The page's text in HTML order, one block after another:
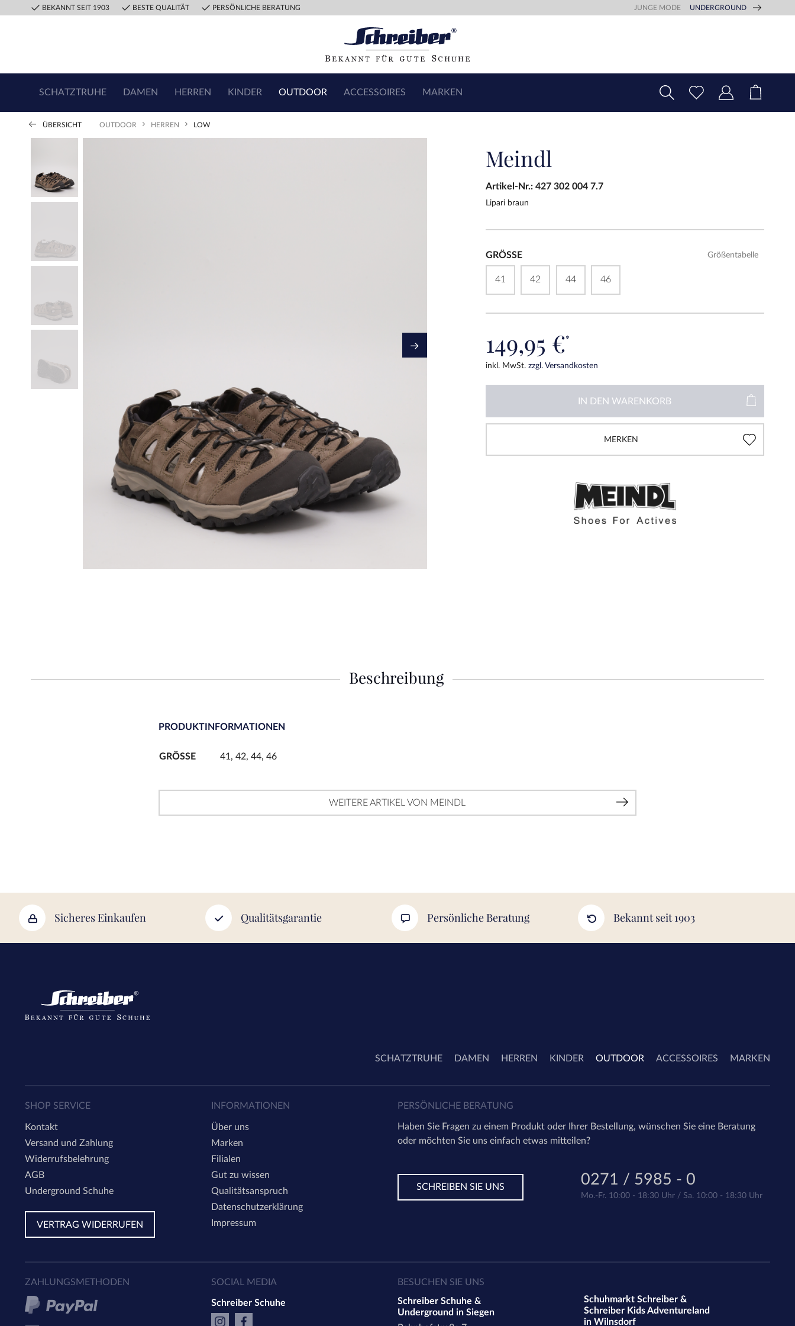
BEKANNT SEIT 1903 BESTE QUALITÄT PERSÖNLICHE BERATUNG JUNGE MODE UNDERGROUND
SCHATZTRUHE DAMEN HERREN KINDER OUTDOOR ACCESSOIRES MARKEN
ÜBERSICHT OUTDOOR HERREN LOW
Meindl
Artikel-Nr.: 427 302 004 7.7
Lipari braun
Größentabelle
GRÖSSE
41 42 44 46
149,95 €*
inkl. MwSt. zzgl. Versandkosten
IN DEN WARENKORB
MERKEN
Beschreibung
PRODUKTINFORMATIONEN
GRÖSSE 41, 42, 44, 46
WEITERE ARTIKEL VON MEINDL
Sicheres Einkaufen Qualitätsgarantie Persönliche Beratung Bekannt seit 1903
SCHATZTRUHE DAMEN HERREN KINDER OUTDOOR ACCESSOIRES MARKEN
SHOP SERVICE
Kontakt
Versand und Zahlung
Widerrufsbelehrung
AGB
Underground Schuhe
VERTRAG WIDERRUFEN
INFORMATIONEN
Über uns
Marken
Filialen
Gut zu wissen
Qualitätsanspruch
Datenschutzerklärung
Impressum
PERSÖNLICHE BERATUNG
Haben Sie Fragen zu einem Produkt oder Ihrer Bestellung, wünschen Sie eine Beratung
oder möchten Sie uns einfach etwas mitteilen?
SCHREIBEN SIE UNS 0271 / 5985 - 0
Mo.-Fr. 10:00 - 18:30 Uhr / Sa. 10:00 - 18:30 Uhr
ZAHLUNGSMETHODEN SOCIAL MEDIA
Schreiber Schuhe
BESUCHEN SIE UNS
Schreiber Schuhe &
Underground in Siegen
Schuhmarkt Schreiber &
Schreiber Kids Adventureland
in Wilnsdorf